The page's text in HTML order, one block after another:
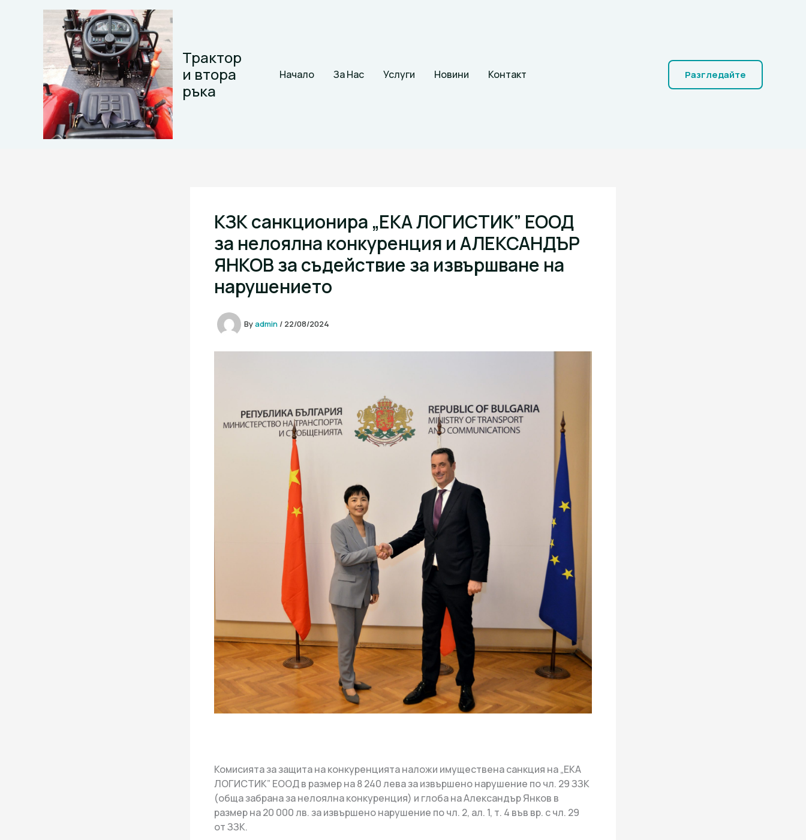
Трактор
и втора
ръка
Начало За Нас Услуги Новини Контакт Разгледайте
КЗК санкционира „ЕКА ЛОГИСТИК” ЕООД
за нелоялна конкуренция и АЛЕКСАНДЪР
ЯНКОВ за съдействие за извършване на
нарушението
Byadmin / 22/08/2024
Комисията за защита на конкуренцията наложи имуществена санкция на „ЕКА
ЛОГИСТИК” ЕООД в размер на 8 240 лева за извършено нарушение по чл. 29 ЗЗК
(обща забрана за нелоялна конкуренция) и глоба на Александър Янков в
размер на 20 000 лв. за извършено нарушение по чл. 2, ал. 1, т. 4 във вр. с чл. 29
от ЗЗК.